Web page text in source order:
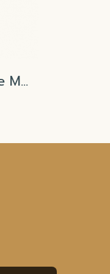
LongBeach Puree Marian Plum